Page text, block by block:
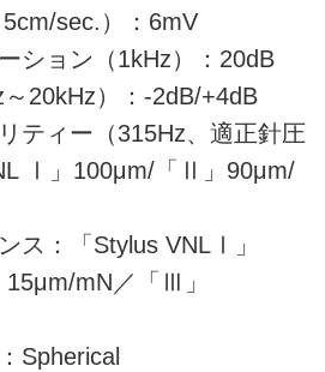
sec.）：6mV
ション（1kHz）：20dB
20kHz）：-2dB/+4dB
ティー（315Hz、適正針圧
Ⅰ」100μm/「Ⅱ」90μm/
ス：「Stylus VNLⅠ」
mN／「Ⅲ」
Spherical